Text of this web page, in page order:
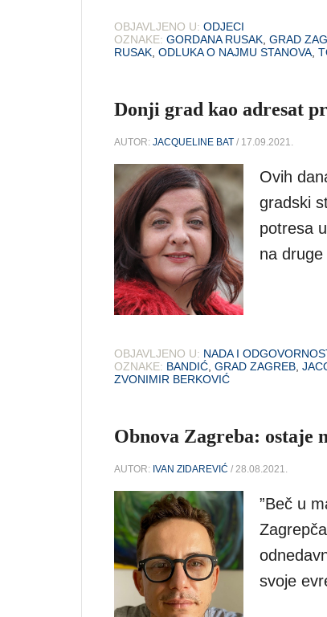
OBJAVLJENO U: ODJECI
OZNAKE: GORDANA RUSAK, GRAD
RUSAK, ODLUKA O NAJMU STANOVA,
Donji grad kao adresat
AUTOR: JACQUELINE BAT / 17.09.2021.
Ovih
gradski
potresa
na
OBJAVLJENO U: NADA I
OZNAKE: BANDIĆ GRAD ZAGREB
ZVONIMIR BERKOVIĆ
Obnova Zagreba: ostaje
AUTOR: IVAN ZIDAREVIĆ / 28.08.2021.
”Beč u
svoje